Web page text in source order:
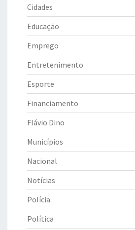
Cidades
Educação
Emprego
Entretenimento
Esporte
Financiamento
Flávio Dino
Municípios
Nacional
Notícias
Polícia
Política